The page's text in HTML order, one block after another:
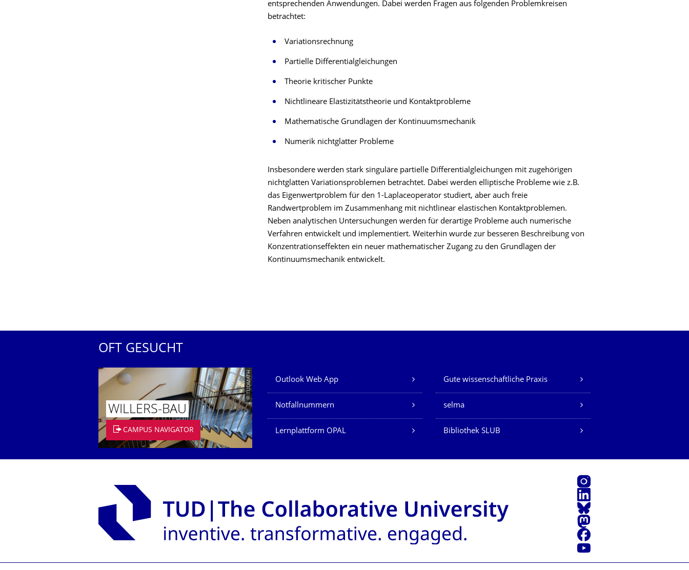
entsprechenden Anwendungen. Dabei werden Fragen aus folgenden Problemkreisen
betrachtet:
Variationsrechnung
Partielle Differentialgleichungen
Theorie kritischer Punkte
Nichtlineare Elastizitätstheorie und Kontaktprobleme
Mathematische Grundlagen der Kontinuumsmechanik
Numerik nichtglatter Probleme
Insbesondere werden stark singuläre partielle Differentialgleichungen mit zugehörigen
nichtglatten Variationsproblemen betrachtet. Dabei werden elliptische Probleme wie z.B.
das Eigenwertproblem für den 1-Laplaceoperator studiert, aber auch freie
Randwertproblem im Zusammenhang mit nichtlinear elastischen Kontaktproblemen.
Neben analytischen Untersuchungen werden für derartige Probleme auch numerische
Verfahren entwickelt und implementiert. Weiterhin wurde zur besseren Beschreibung von
Konzentrationseffekten ein neuer mathematischer Zugang zu den Grundlagen der
Kontinuumsmechanik entwickelt.
OFT GESUCHT
© TUDMATH
WILLERS-BAU
CAMPUS NAVIGATOR
Unsere Dienste
Outlook Web App Gute wissenschaftliche Praxis
Notfallnummern selma
Lernplattform OPAL Bibliothek SLUB
Instagram
LinkedIn
Bluesky
Mastodon
Facebook
Youtube